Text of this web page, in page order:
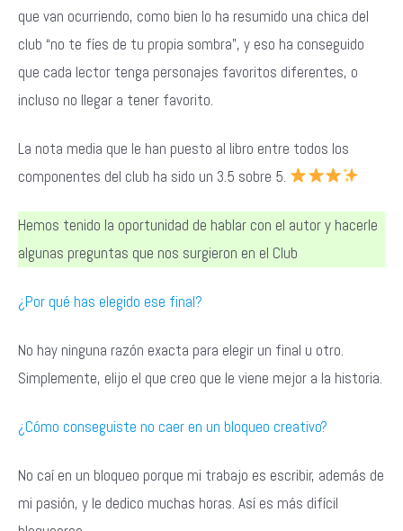
que van ocurriendo, como bien lo ha resumido una chica del
club “no te fíes de tu propia sombra”, y eso ha conseguido
que cada lector tenga personajes favoritos diferentes, o
incluso no llegar a tener favorito.
La nota media que le han puesto al libro entre todos los
componentes del club ha sido un 3.5 sobre 5.
Hemos tenido la oportunidad de hablar con el autor y hacerle
algunas preguntas que nos surgieron en el Club
¿Por qué has elegido ese final?
No hay ninguna razón exacta para elegir un final u otro.
Simplemente, elijo el que creo que le viene mejor a la historia.
¿Cómo conseguiste no caer en un bloqueo creativo?
No caí en un bloqueo porque mi trabajo es escribir, además de
mi pasión, y le dedico muchas horas. Así es más difícil